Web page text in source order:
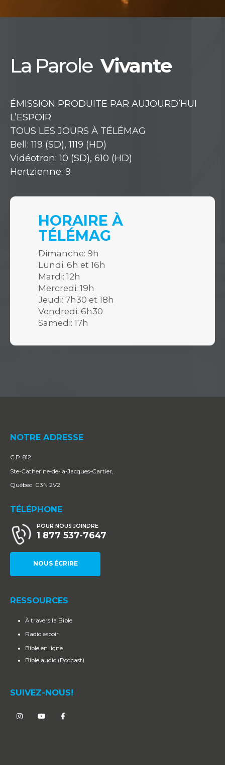
La Parole Vivante
ÉMISSION PRODUITE PAR AUJOURD’HUI
L’ESPOIR
TOUS LES JOURS À TÉLÉMAG
Bell: 119 (SD), 1119 (HD)
Vidéotron: 10 (SD), 610 (HD)
Hertzienne: 9
HORAIRE À
TÉLÉMAG
Dimanche: 9h
Lundi: 6h et 16h
Mardi: 12h
Mercredi: 19h
Jeudi: 7h30 et 18h
Vendredi: 6h30
Samedi: 17h
NOTRE ADRESSE
C.P. 812
Ste-Catherine-de-la-Jacques-Cartier,
Québec G3N 2V2
TÉLÉPHONE
POUR NOUS JOINDRE
1 877 537-7647
NOUS ÉCRIRE
RESSOURCES
À travers la Bible
Radio espoir
Bible en ligne
Bible audio (Podcast)
SUIVEZ-NOUS!